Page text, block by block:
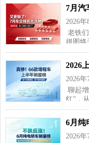
7月汽
2026年
老铁
拼图终
2026
2026年
聊起
红”，
6月纯
2026年